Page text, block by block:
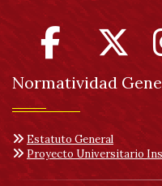
Normatividad
Estatuto General
Proyecto Universitario